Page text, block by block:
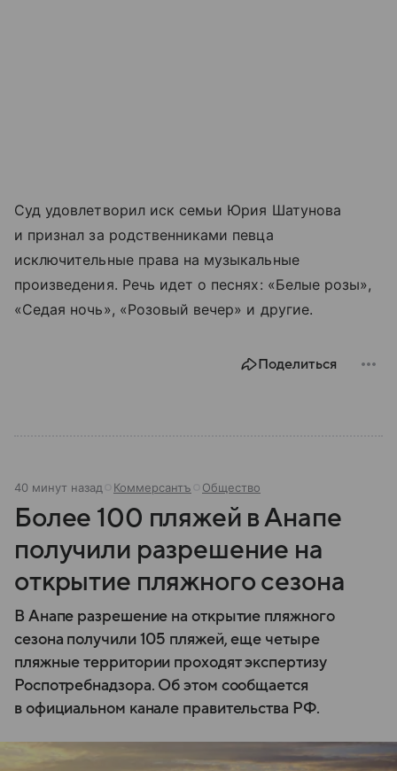
Суд удовлетворил иск семьи Юрия Шатунова
и признал за родственниками певца
исключительные права на музыкальные
произведения. Речь идет о песнях: «Белые розы»,
«Седая ночь», «Розовый вечер» и другие.
Поделиться
40 минут назад Коммерсантъ Общество
Более 100 пляжей в Анапе
получили разрешение на
открытие пляжного сезона
В Анапе разрешение на открытие пляжного
сезона получили 105 пляжей, еще четыре
пляжные территории проходят экспертизу
Роспотребнадзора. Об этом сообщается
в официальном канале правительства РФ.